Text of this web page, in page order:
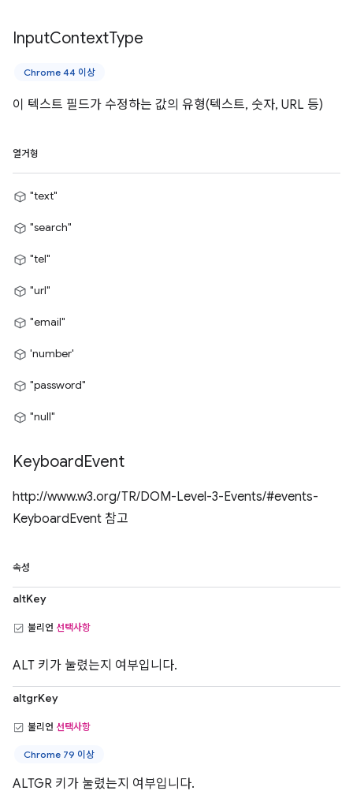
InputContextType
Chrome 44 이상
이 텍스트 필드가 수정하는 값의 유형(텍스트, 숫자, URL 등)
열거형
"text"
"search"
"tel"
"url"
"email"
'number'
"password"
"null"
KeyboardEvent
http://www.w3.org/TR/DOM-Level-3-Events/#events-
KeyboardEvent 참고
속성
altKey
불리언 선택사항
ALT 키가 눌렸는지 여부입니다.
altgrKey
불리언 선택사항
Chrome 79 이상
ALTGR 키가 눌렸는지 여부입니다.